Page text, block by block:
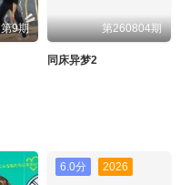
第9期 第260804期
同床异梦2
6.0分 2026